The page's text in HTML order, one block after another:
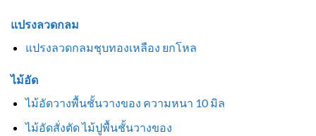
แปรงลวดกลม
แปรงลวดกลมชุบทองเหลือง ยกโหล
ไม้อัด
ไม้อัดวางพื้นชั้นวางของ ความหนา 10 มิล
ไม้อัดสั่งตัด ไม้ปูพื้นชั้นวางของ